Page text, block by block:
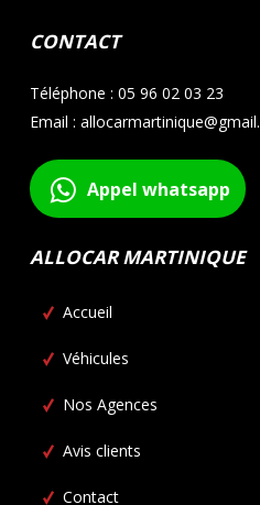
CONTACT
Téléphone : 05 96 02 03 23
Email :
Appel whatsapp
ALLOCAR MARTINIQUE
Accueil
Véhicules
Nos Agences
Avis clients
Contact